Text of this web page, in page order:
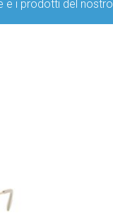
i prodotti del